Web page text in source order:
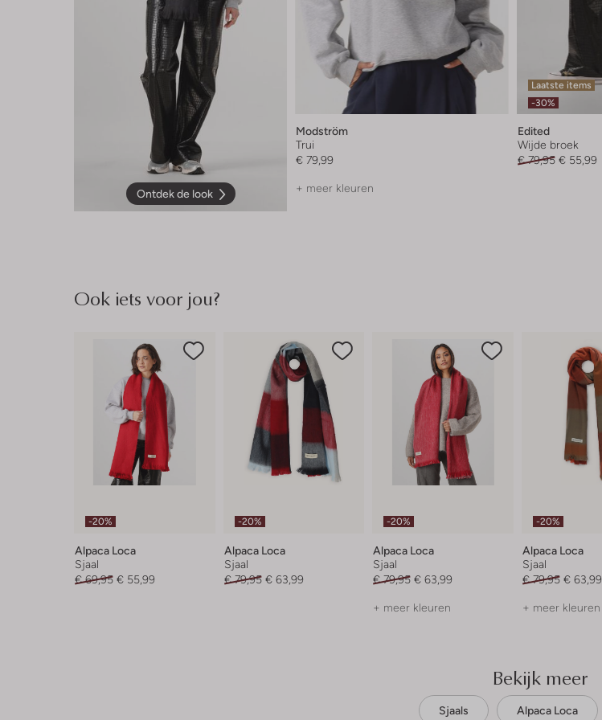
Ontdek de look
Modström
Trui
€ 79,99
+ meer kleuren
Laatste items
-30%
Edited
Wijde broek
€ 79,95 € 55,99
Ook iets voor jou?
-20%
Alpaca Loca
Sjaal
€ 69,95 € 55,99
-20%
Alpaca Loca
Sjaal
€ 79,95 € 63,99
-20%
Alpaca Loca
Sjaal
€ 79,95 € 63,99
+ meer kleuren
-20%
Alpaca Loca
Sjaal
€ 79,95 € 63,99
+ meer kleuren
Bekijk meer
Sjaals Alpaca Loca